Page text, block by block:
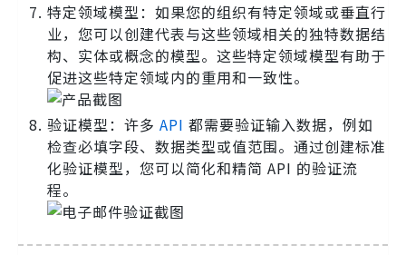
特定领域模型：如果您的组织有特定领域或垂直行
业，您可以创建代表与这些领域相关的独特数据结
构、实体或概念的模型。这些特定领域模型有助于
促进这些特定领域内的重用和一致性。
验证模型：许多 API 都需要验证输入数据，例如
检查必填字段、数据类型或值范围。通过创建标准
化验证模型，您可以简化和精简 API 的验证流
程。